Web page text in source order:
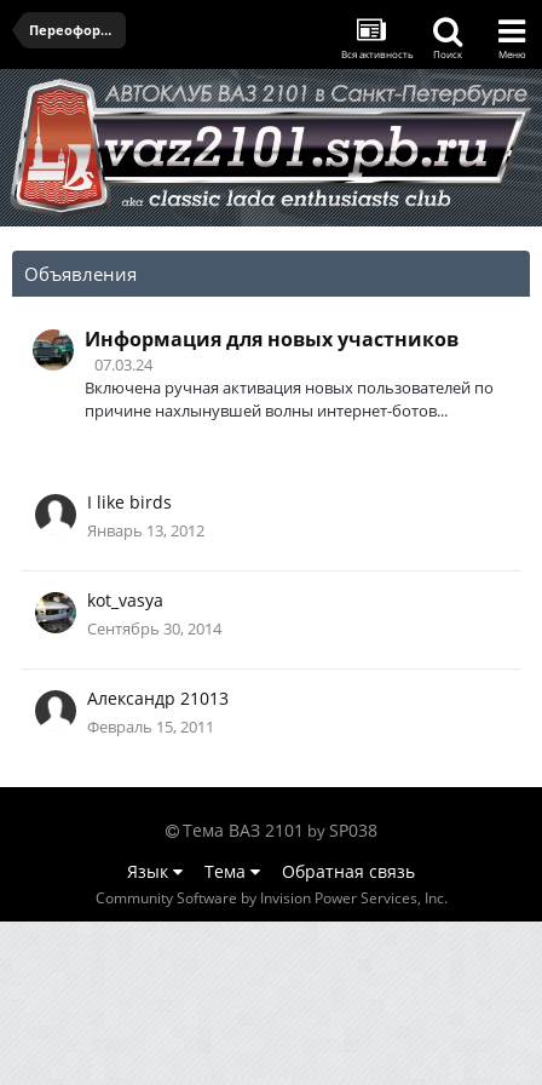
Переоформление ТС
Вся активность Поиск Меню
Объявления
Информация для новых участников
07.03.24
Включена ручная активация новых пользователей по
причине нахлынувшей волны интернет-ботов...
I like birds
Январь 13, 2012
kot_vasya
Сентябрь 30, 2014
Александр 21013
Февраль 15, 2011
Тема ВАЗ 2101 by SP038
Язык
Тема Обратная связь
Community Software by Invision Power Services, Inc.